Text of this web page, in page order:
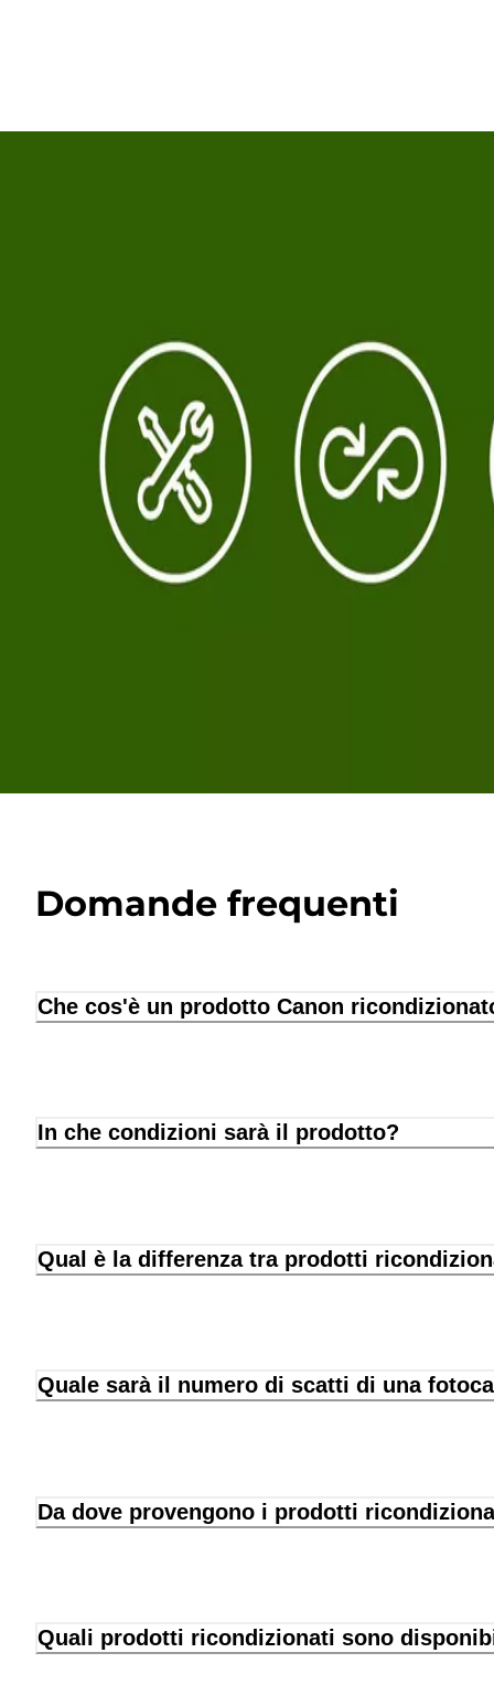
Domande frequenti
Che cos'è un prodotto Canon
In che condizioni sarà il prodotto?
Qual è la differenza tra prodotti
Quale sarà il numero di scatti di una
Da dove provengono i prodotti
Quali prodotti ricondizionati sono